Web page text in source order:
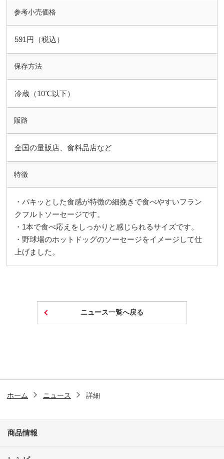
参考小売価格
591円（税込）
保存方法
冷蔵（10℃以下）
販路
全国の量販店、食料品店など
特徴
・パキッとした食感が特徴の細挽きで食べやすいフラン
クフルトソーセージです。
・1本で食べ応えをしっかりと感じられるサイズです。
・野球場のホットドッグのソーセージをイメージして仕
上げました。
ニュース一覧へ戻る
ホーム ニュース 詳細
商品情報